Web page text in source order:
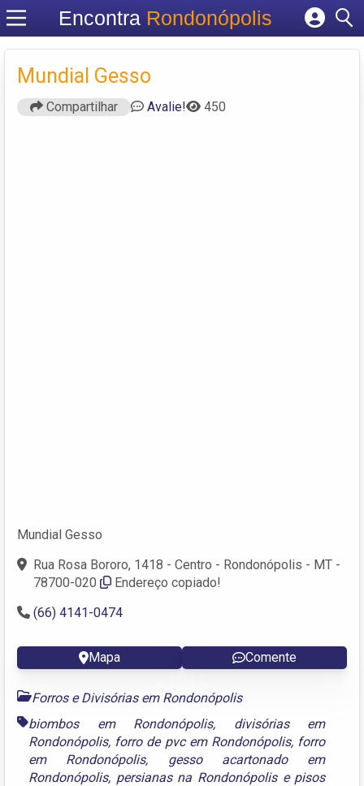
Encontra Rondonópolis
Cadastrar empresa
Mundial Gesso
Compartilhar Avalie! 450
Mundial Gesso
Rua Rosa Bororo, 1418 - Centro - Rondonópolis - MT -
78700-020
Endereço copiado!
(66) 4141-0474
Mapa Comente
Forros e Divisórias em Rondonópolis
biombos em Rondonópolis, divisórias em
Rondonópolis, forro de pvc em Rondonópolis, forro
em Rondonópolis, gesso acartonado em
Rondonópolis, persianas na Rondonópolise pisos